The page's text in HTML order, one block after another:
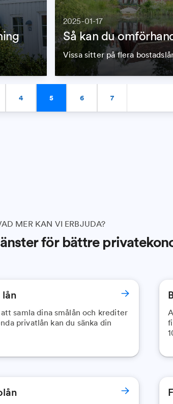
2025-01-17
Så kan du
Vissa sitter på flera
4 5 6 7
MER KAN VI ERBJUDA?
för bättre
lån
samla dina smålån och krediter
privatlån kan du sänka din